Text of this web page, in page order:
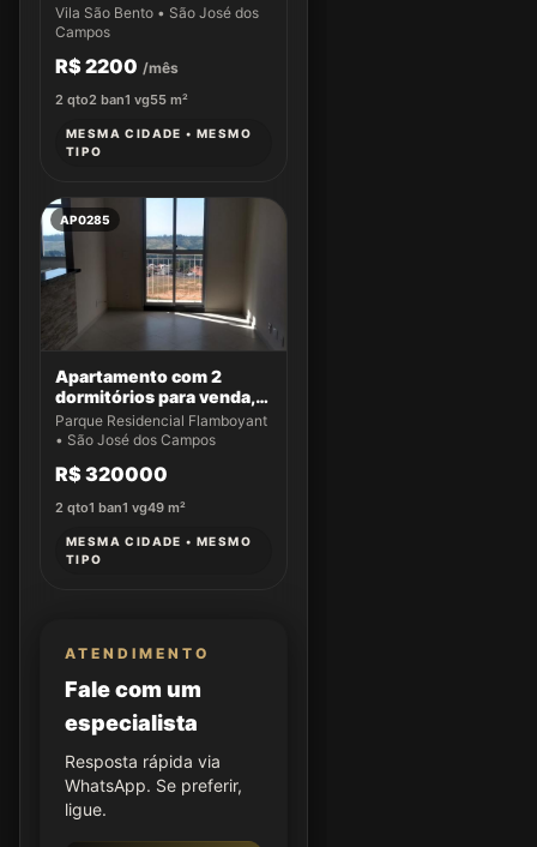
Vila São Bento • São José dos
Campos
R$ 2200 /mês
2 qto2 ban1 vg55 m²
MESMA CIDADE • MESMO
TIPO
AP0285
Apartamento com 2
dormitórios para venda,
49 m² por R$ 320.000,00
- Parque Residencial
dos Campos/SP
Parque Residencial Flamboyant
• São José dos Campos
R$ 320000
2 qto1 ban1 vg49 m²
MESMA CIDADE • MESMO
TIPO
ATENDIMENTO
Fale com um
especialista
Resposta rápida via
WhatsApp. Se preferir,
ligue.